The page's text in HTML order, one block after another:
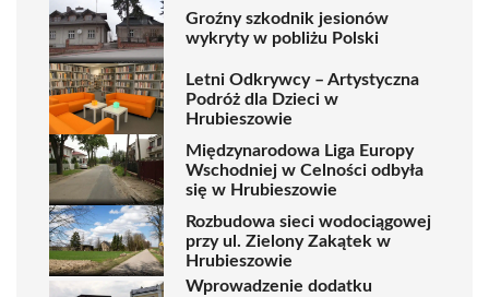
Groźny szkodnik jesionów
wykryty w pobliżu Polski
Letni Odkrywcy – Artystyczna
Podróż dla Dzieci w
Hrubieszowie
Międzynarodowa Liga Europy
Wschodniej w Celności odbyła
się w Hrubieszowie
Rozbudowa sieci wodociągowej
przy ul. Zielony Zakątek w
Hrubieszowie
Wprowadzenie dodatku